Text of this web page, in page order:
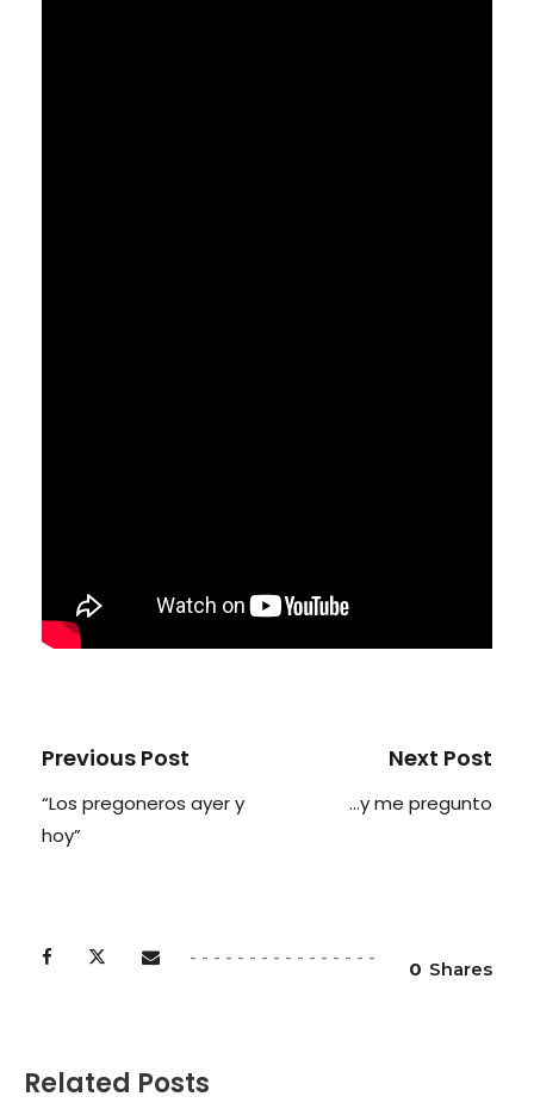
Previous Post
“Los pregoneros ayer y
hoy”
Next Post
…y me pregunto
0 Shares
Related Posts